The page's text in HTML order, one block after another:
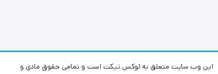
این وب سایت متعلق به لوکس تیکت است و تمامی حقوق مادی و